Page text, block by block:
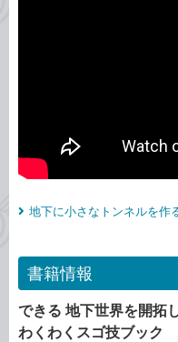
地下に小さなトンネルを作
書籍情報
できる 地下世界を開拓
わくわくスゴ技ブック